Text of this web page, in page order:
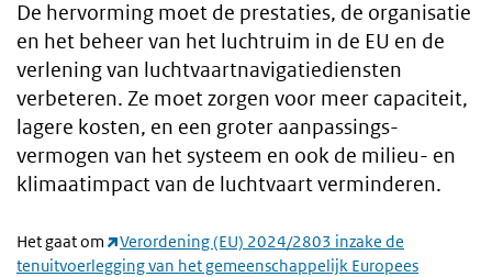
De hervorming moet de prestaties, de organisatie
en het beheer van het luchtruim in de EU en de
verlening van luchtvaart­navigatie­diensten
verbeteren. Ze moet zorgen voor meer capaciteit,
lagere kosten, en een groter aanpassings­
vermogen van het systeem en ook de milieu- en
klimaatimpact van de luchtvaart verminderen.
Het gaat om
Verordening (EU) 2024/2803 inzake de
tenuitvoerlegging van het gemeenschappelijk Europees